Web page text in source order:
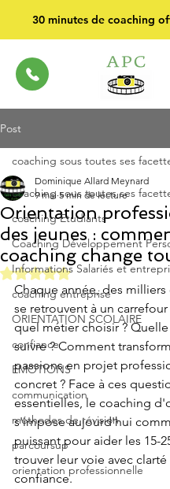
30 minutes de coaching
Post
coaching sous toutes ses
coaching Etudiants
Coaching Développement
Informations Salariés et
coaching entreprise
ORIENTATION SCOLAIRE
confiance
EMOTIONS
communication
méthodes de révision
parcoursup
orientation professionnelle
coaching sous toutes ses
Orientation
des jeunes :
coaching change
Dominique Allard Meynard
9 mai 5 min de lecture
Noté NaN étoiles sur 5.
Chaque année, des milliers
se retrouvent à un
quel métier choisir ?
suivre ? Comment
passions en projet
concret ? Face à ces
essentielles, le coaching
s'impose aujourd'hui
puissant pour aider les 15-
trouver leur voie avec clarté
confiance.